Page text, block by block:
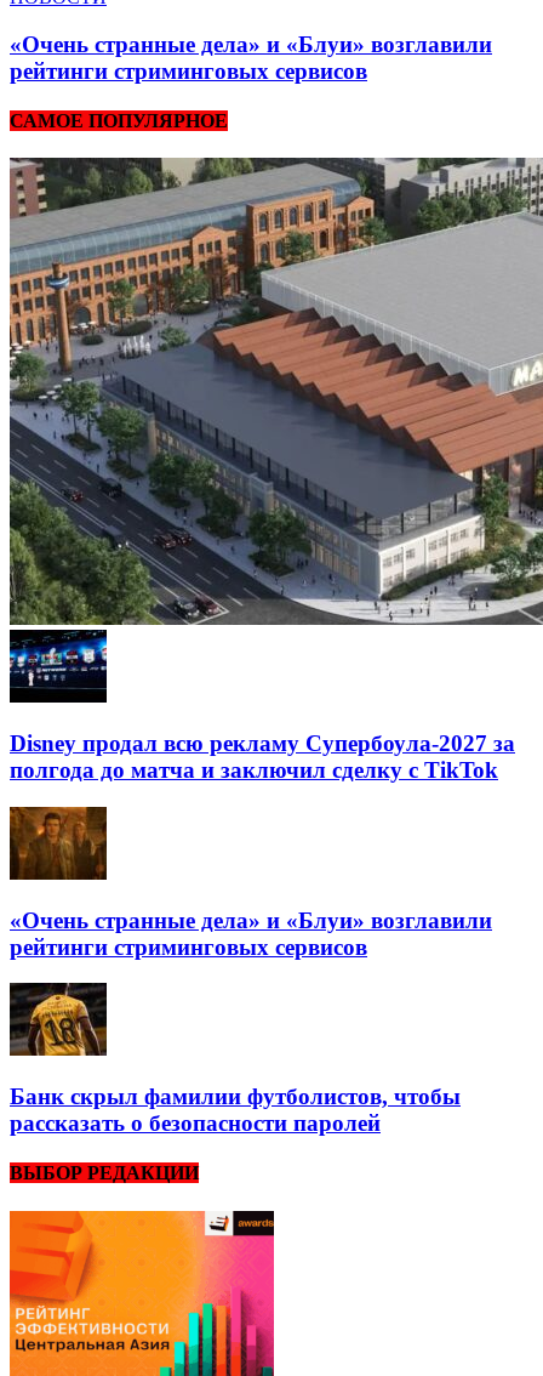
«Очень странные дела» и «Блуи» возглавили
рейтинги стриминговых сервисов
САМОЕ ПОПУЛЯРНОЕ
Disney продал всю рекламу Супербоула-2027 за
полгода до матча и заключил сделку с TikTok
«Очень странные дела» и «Блуи» возглавили
рейтинги стриминговых сервисов
Банк скрыл фамилии футболистов, чтобы
рассказать о безопасности паролей
ВЫБОР РЕДАКЦИИ